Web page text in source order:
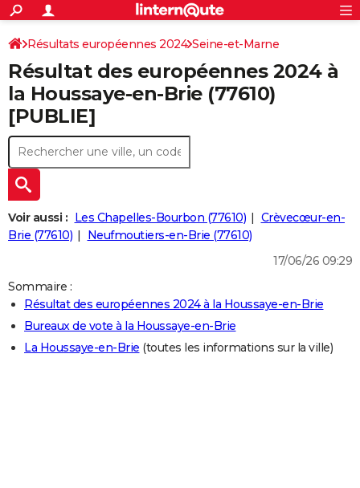
ACTUALITÉS
Politique
Société
Faits Divers
Education
Monde
Villes
+
SPORT
Coupe du monde 2026
Football
Tennis
Cyclisme
Rugby
Forum
CULTURE
Programme TV
TNT
Streaming
Cinéma
Sorties cinéma
Musique
+FINANCE
Retraite
Impôts
Epargne
Immobilier
Risques naturels par ville
Banque
Assurance
CréditAUTO
Essais
Réserver un essai
Citadines
Berlines
SUV
Forum auto
+HIGH-TECH
Mobiles
Meilleur smartphone
Internet
Ordinateurs
Jeux vidéo
Guide high-tech
+
BRICOLAGE
Forum
Aménagement intérieur
Extérieur
Cuisine
Salle de bains
Jardinage
Rangement
+
LIFESTYLE
Art de vivre
Bien-être
Loisirs
Mode
Modes de vie
SANTE
Alimentation
Guide de la santé
Maladies
Médicaments
Sommeil
VOYAGE
Rechercher
S'inscrire
Connexion
Résultats européennes 2024 Seine-et-Marne
Résultat des européennes 2024 à
la Houssaye-en-Brie (77610)
[PUBLIE]
Voir aussi : Les Chapelles-Bourbon (77610)
Crèvecœur-en-
Brie (77610)
Neufmoutiers-en-Brie (77610)
17/06/26 09:29
Sommaire :
Résultat des européennes 2024 à la Houssaye-en-Brie
Bureaux de vote à la Houssaye-en-Brie
La Houssaye-en-Brie (toutes les informations sur la ville)